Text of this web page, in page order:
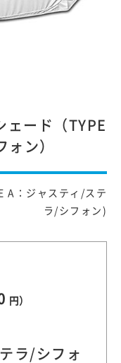
ェード（TYPE
ン）
A：ジャスティ/ステ
ラ/シフォン)
円）
ラ/シフォ